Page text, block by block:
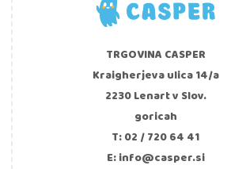
TRGOVINA CASPER
Kraigherjeva ulica 14/a
2230 Lenart v Slov.
goricah
T: 02 / 720 64 41
E: info@casper.si